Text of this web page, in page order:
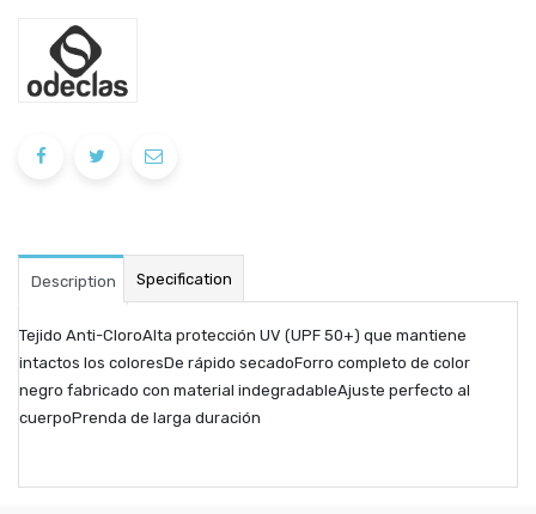
Description Specification
Tejido Anti-CloroAlta protección UV (UPF 50+) que mantiene
intactos los coloresDe rápido secadoForro completo de color
negro fabricado con material indegradableAjuste perfecto al
cuerpoPrenda de larga duración